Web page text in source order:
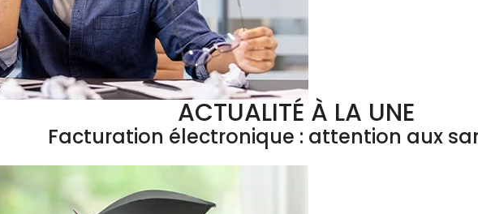
ACTUALITÉ À LA UNE
Facturation électronique : attention aux